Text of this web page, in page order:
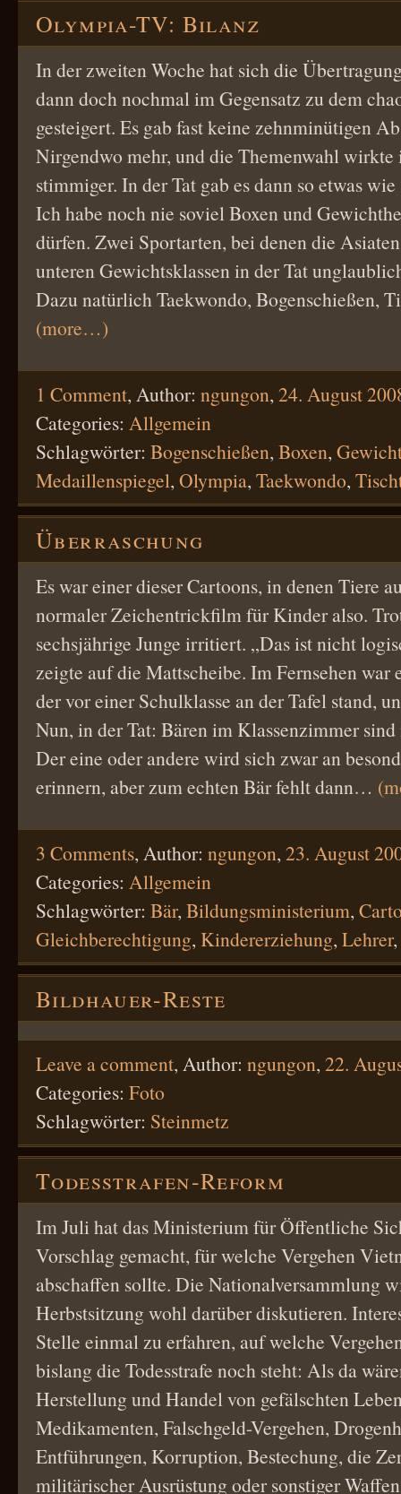
Olympia-TV: Bilanz
In der zweiten Woche hat sich die
dann doch nochmal im Gegensatz zu dem
gesteigert. Es gab fast keine zehnminütigen
Nirgendwo mehr, und die Themenwahl wirkte
stimmiger. In der Tat gab es dann so etwas
Ich habe noch nie soviel Boxen und
dürfen. Zwei Sportarten, bei denen die
unteren Gewichtsklassen in der Tat
Dazu natürlich Taekwondo, Bogenschießen,
(more…)
1 Comment, Author: ngungon, 24. August
Categories: Allgemein
Schlagwörter: Bogenschießen, Boxen,
Medaillenspiegel, Olympia, Taekwondo,
Überraschung
Es war einer dieser Cartoons, in denen Tiere
normaler Zeichentrickfilm für Kinder also.
sechsjährige Junge irritiert. „Das ist nicht
zeigte auf die Mattscheibe. Im Fernsehen war
der vor einer Schulklasse an der Tafel stand,
Nun, in der Tat: Bären im Klassenzimmer
Der eine oder andere wird sich zwar an
erinnern, aber zum echten Bär fehlt dann…
3 Comments, Author: ngungon, 23. August
Categories: Allgemein
Schlagwörter: Bär, Bildungsministerium,
Gleichberechtigung, Kindererziehung, Lehrer,
Bildhauer-Reste
Leave a comment, Author: ngungon, 22.
Categories: Foto
Schlagwörter: Steinmetz
Todesstrafen-Reform
Im Juli hat das Ministerium für Öffentliche
Vorschlag gemacht, für welche Vergehen
abschaffen sollte. Die Nationalversammlung
Herbstsitzung wohl darüber diskutieren.
Stelle einmal zu erfahren, auf welche
bislang die Todesstrafe noch steht: Als da
Herstellung und Handel von gefälschten
Medikamenten, Falschgeld-Vergehen,
Entführungen, Korruption, Bestechung, die
militärischer Ausrüstung oder sonstiger